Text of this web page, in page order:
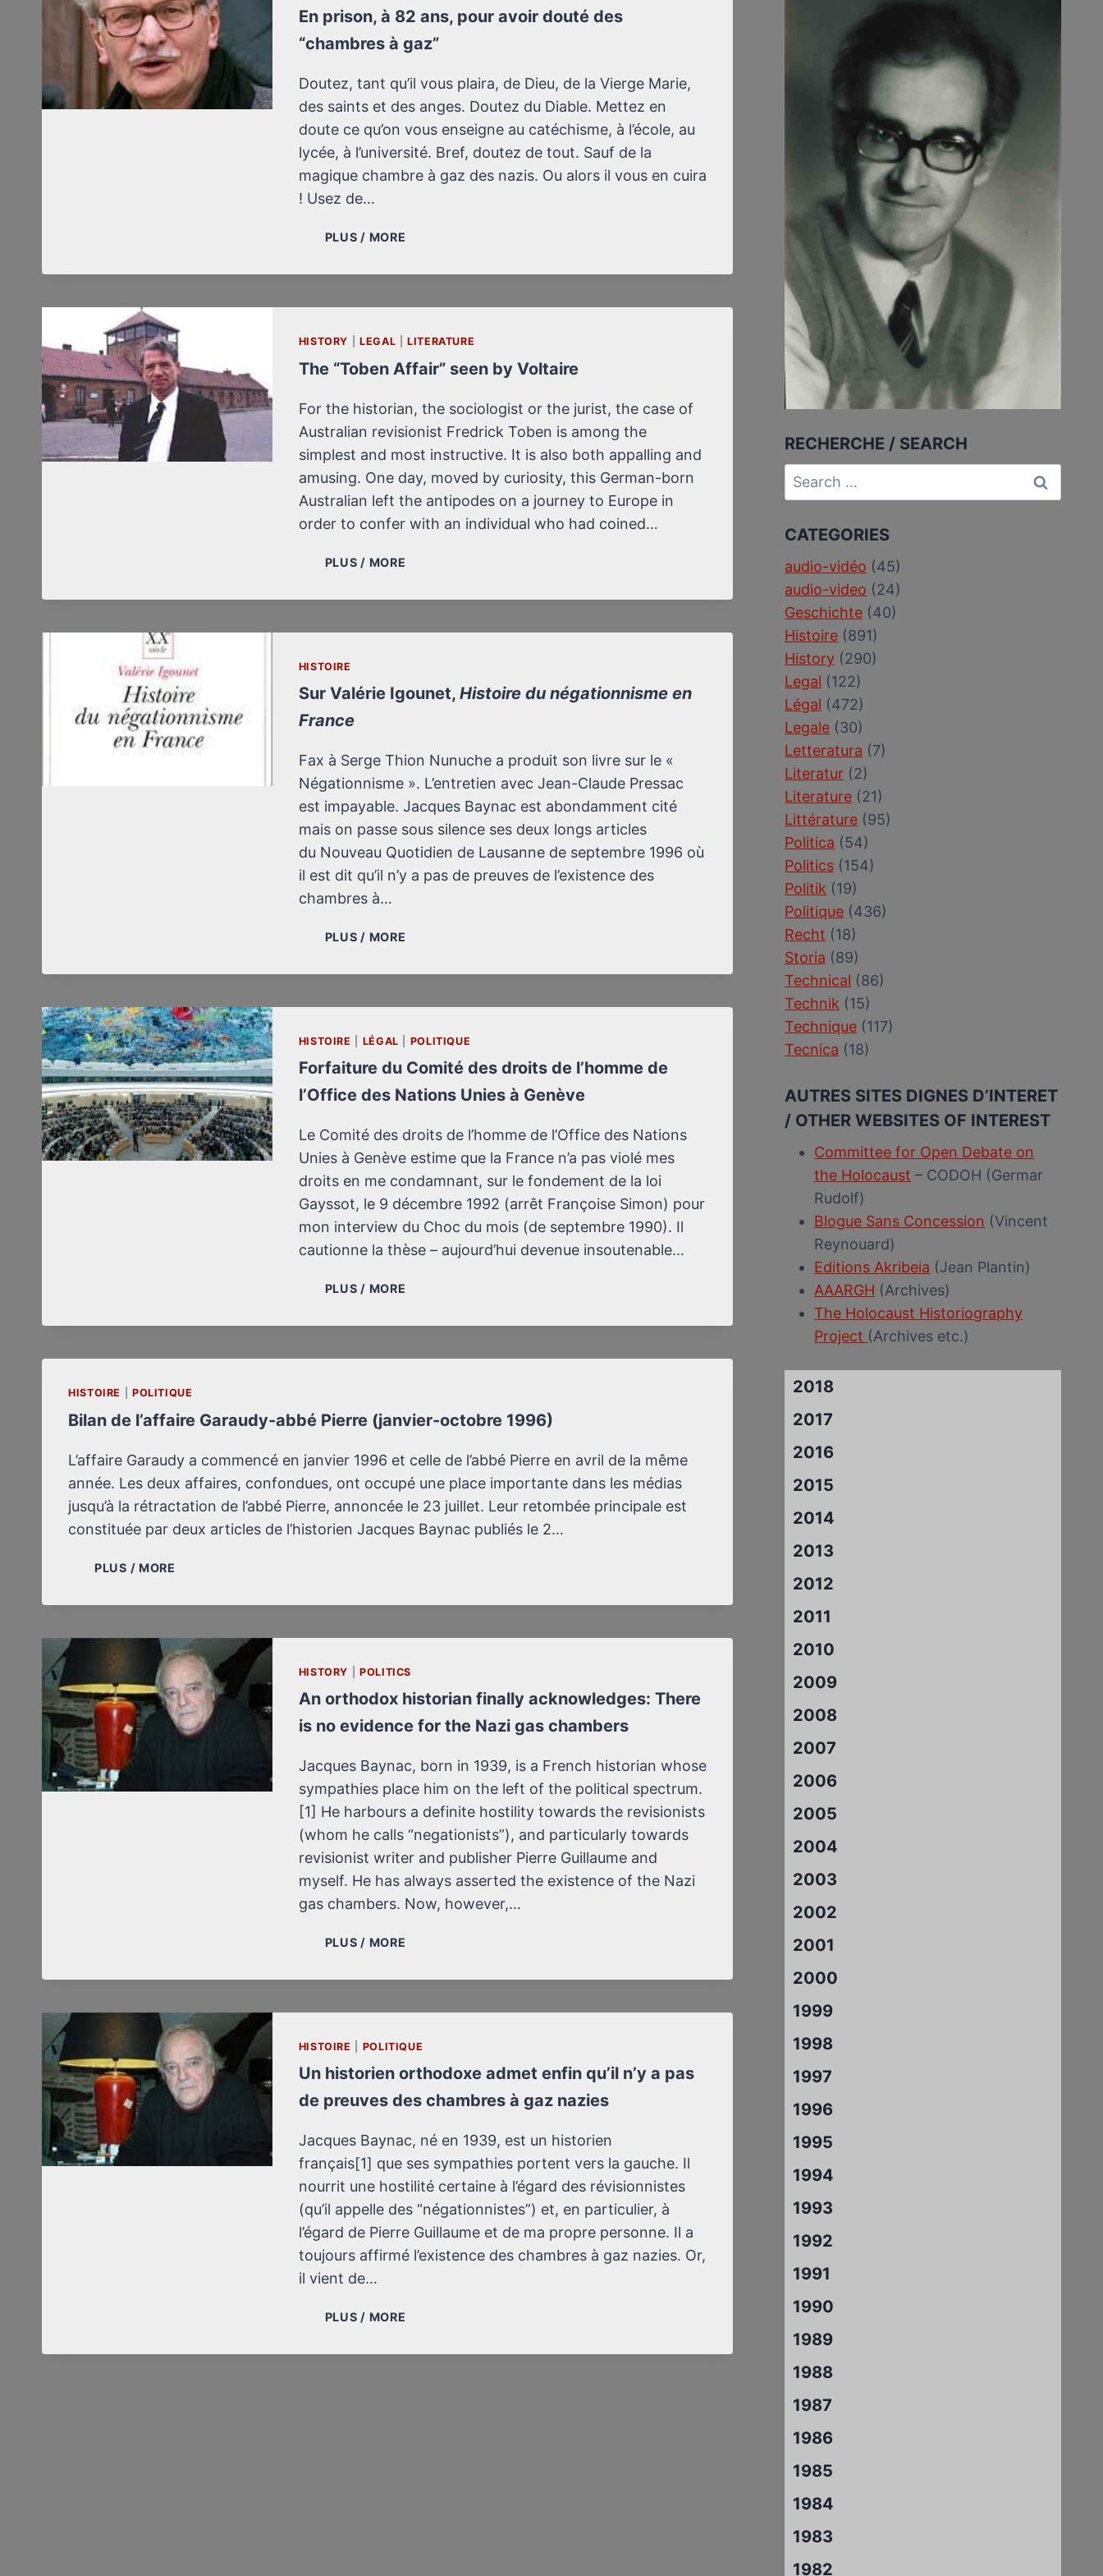
En prison, à 82 ans, pour avoir douté des
“chambres à gaz”
Doutez, tant qu’il vous plaira, de Dieu, de la Vierge Marie,
des saints et des anges. Doutez du Diable. Mettez en
doute ce qu’on vous enseigne au catéchisme, à l’école, au
lycée, à l’université. Bref, doutez de tout. Sauf de la
magique chambre à gaz des nazis. Ou alors il vous en cuira
! Usez de…
PLUS / MORE
À
ANS,
AVOIR
DOUTÉ
“CHAMBRES
À
GAZ”
HISTORY |LEGAL |LITERATURE
The “Toben Affair” seen by Voltaire
For the historian, the sociologist or the jurist, the case of
Australian revisionist Fredrick Toben is among the
simplest and most instructive. It is also both appalling and
amusing. One day, moved by curiosity, this German-born
Australian left the antipodes on a journey to Europe in
order to confer with an individual who had coined…
PLUS / MORE
AFFAIR”
BY
HISTOIRE
Sur Valérie Igounet, Histoire du négationnisme en
France
Fax à Serge Thion Nunuche a produit son livre sur le «
Négationnisme ». L’entretien avec Jean-Claude Pressac
est impayable. Jacques Baynac est abondamment cité
mais on passe sous silence ses deux longs articles
du Nouveau Quotidien de Lausanne de septembre 1996 où
il est dit qu’il n’y a pas de preuves de l’existence des
chambres à…
PLUS / MORE
IGOUNET,
DU
EN
FRANCE
HISTOIRE LÉGAL POLITIQUE
Forfaiture du Comité des droits de l’homme de
l’Office des Nations Unies à Genève
Le Comité des droits de l’homme de l’Office des Nations
Unies à Genève estime que la France n’a pas violé mes
droits en me condamnant, sur le fondement de la loi
Gayssot, le 9 décembre 1992 (arrêt Françoise Simon) pour
mon interview du Choc du mois (de septembre 1990). Il
cautionne la thèse – aujourd’hui devenue insoutenable…
PLUS / MORE
COMITÉ
DROITS
DE
DES
NATIONS
UNIES
À
GENÈVE
HISTOIRE POLITIQUE
Bilan de l’affaire Garaudy-abbé Pierre (janvier-octobre 1996)
L’affaire Garaudy a commencé en janvier 1996 et celle de l’abbé Pierre en avril de la même
année. Les deux affaires, confondues, ont occupé une place importante dans les médias
jusqu’à la rétractation de l’abbé Pierre, annoncée le 23 juillet. Leur retombée principale est
constituée par deux articles de l’historien Jacques Baynac publiés le 2…
PLUS / MORE
L’AFFAIRE
ABBÉ
PIERRE
(JANVIER-
OCTOBRE
1996)
HISTORY |POLITICS
An orthodox historian finally acknowledges: There
is no evidence for the Nazi gas chambers
Jacques Baynac, born in 1939, is a French historian whose
sympathies place him on the left of the political spectrum.
[1] He harbours a definite hostility towards the revisionists
(whom he calls “negationists”), and particularly towards
revisionist writer and publisher Pierre Guillaume and
myself. He has always asserted the existence of the Nazi
gas chambers. Now, however,…
PLUS / MORE
HISTORIAN
ACKNOWLEDGES:
IS
NO
EVIDENCE
FOR
NAZI
GAS
CHAMBERS
HISTOIRE POLITIQUE
Un historien orthodoxe admet enfin qu’il n’y a pas
de preuves des chambres à gaz nazies
Jacques Baynac, né en 1939, est un historien
français[1] que ses sympathies portent vers la gauche. Il
nourrit une hostilité certaine à l’égard des révisionnistes
(qu’il appelle des “négationnistes”) et, en particulier, à
l’égard de Pierre Guillaume et de ma propre personne. Il a
toujours affirmé l’existence des chambres à gaz nazies. Or,
il vient de…
PLUS / MORE
ORTHODOXE
RECHERCHE / SEARCH
Search
for:
CATEGORIES
audio-vidéo (45)
audio-video (24)
Geschichte (40)
Histoire (891)
History (290)
Legal (122)
Légal (472)
Legale (30)
Letteratura (7)
Literatur (2)
Literature (21)
Littérature (95)
Politica (54)
Politics (154)
Politik (19)
Politique (436)
Recht (18)
Storia (89)
Technical (86)
Technik (15)
Technique (117)
Tecnica (18)
AUTRES SITES DIGNES D’INTERET
/ OTHER WEBSITES OF INTEREST
Committee for Open Debate on
the Holocaust – CODOH (Germar
Rudolf)
Blogue Sans Concession (Vincent
Reynouard)
Editions Akribeia (Jean Plantin)
AAARGH (Archives)
The Holocaust Historiography
Project (Archives etc.)
2018
2017
2016
2015
2014
2013
2012
2011
2010
2009
2008
2007
2006
2005
2004
2003
2002
2001
2000
1999
1998
1997
1996
1995
1994
1993
1992
1991
1990
1989
1988
1987
1986
1985
1984
1983
1982